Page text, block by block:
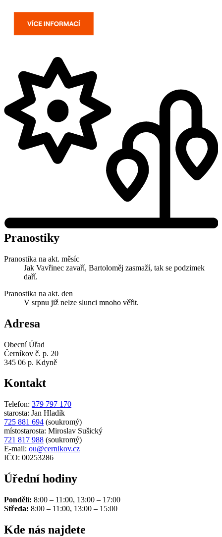
Pranostiky
Pranostika na akt. měsíc
Jak Vavřinec zavaří, Bartoloměj zasmaží, tak se podzimek
daří.
Pranostika na akt. den
V srpnu již nelze slunci mnoho věřit.
Adresa
Obecní Úřad
Černíkov č. p. 20
345 06 p. Kdyně
Kontakt
Telefon: 379 797 170
starosta: Jan Hladík
725 881 694 (soukromý)
místostarosta: Miroslav Sušický
721 817 988 (soukromý)
E-mail: ou@cernikov.cz
IČO: 00253286
Úřední hodiny
Pondělí: 8:00 – 11:00, 13:00 – 17:00
Středa: 8:00 – 11:00, 13:00 – 15:00
Kde nás najdete